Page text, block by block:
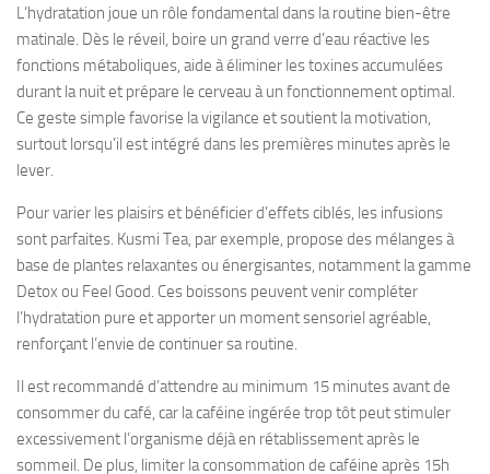
L’hydratation joue un rôle fondamental dans la routine bien-être
matinale. Dès le réveil, boire un grand verre d’eau réactive les
fonctions métaboliques, aide à éliminer les toxines accumulées
durant la nuit et prépare le cerveau à un fonctionnement optimal.
Ce geste simple favorise la vigilance et soutient la motivation,
surtout lorsqu’il est intégré dans les premières minutes après le
lever.
Pour varier les plaisirs et bénéficier d’effets ciblés, les infusions
sont parfaites. Kusmi Tea, par exemple, propose des mélanges à
base de plantes relaxantes ou énergisantes, notamment la gamme
Detox ou Feel Good. Ces boissons peuvent venir compléter
l’hydratation pure et apporter un moment sensoriel agréable,
renforçant l’envie de continuer sa routine.
Il est recommandé d’attendre au minimum 15 minutes avant de
consommer du café, car la caféine ingérée trop tôt peut stimuler
excessivement l’organisme déjà en rétablissement après le
sommeil. De plus, limiter la consommation de caféine après 15h